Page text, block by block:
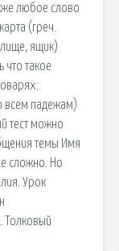
любое слово
(греч.
ящик)
что такое
всем падежам)
тест можно
темы Имя
сложно. Но
Урок
Толковый